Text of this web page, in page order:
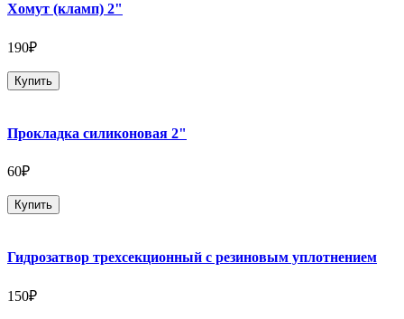
Хомут (кламп) 2"
190₽
Купить
Прокладка силиконовая 2"
60₽
Купить
Гидрозатвор трехсекционный с резиновым уплотнением
150₽